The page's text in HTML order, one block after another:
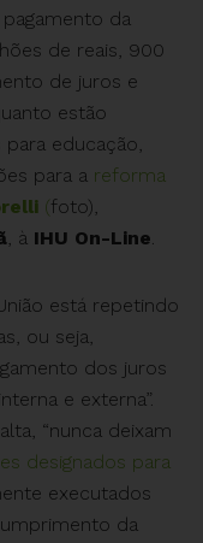
da
de reais, 900
de juros e
estão
educação,
para a reforma
(foto),
, à IHU On-Line.
está repetindo
ou seja,
dos juros
e externa”.
“nunca deixam
designados para
executados
da